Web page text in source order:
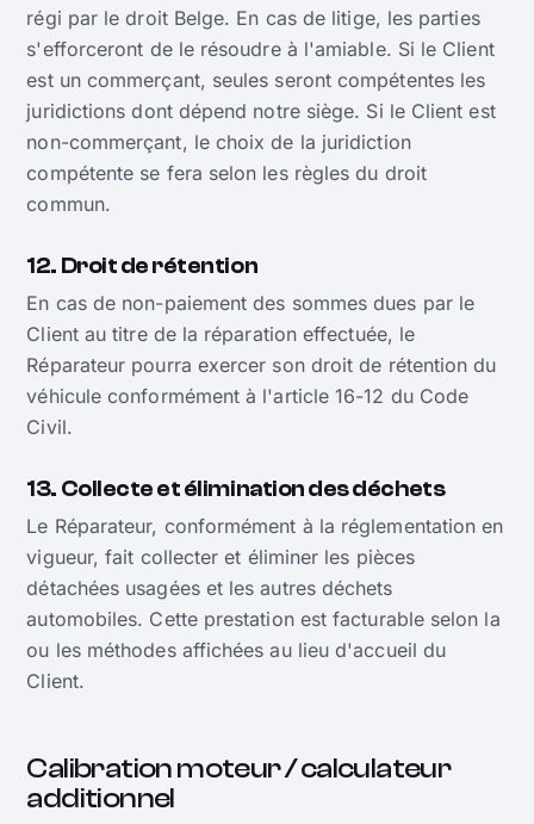
régi par le droit Belge. En cas de litige, les parties
s'efforceront de le résoudre à l'amiable. Si le Client
est un commerçant, seules seront compétentes les
juridictions dont dépend notre siège. Si le Client est
non-commerçant, le choix de la juridiction
compétente se fera selon les règles du droit
commun.
12. Droit de rétention
En cas de non-paiement des sommes dues par le
Client au titre de la réparation effectuée, le
Réparateur pourra exercer son droit de rétention du
véhicule conformément à l'article 16-12 du Code
Civil.
13. Collecte et élimination des déchets
Le Réparateur, conformément à la réglementation en
vigueur, fait collecter et éliminer les pièces
détachées usagées et les autres déchets
automobiles. Cette prestation est facturable selon la
ou les méthodes affichées au lieu d'accueil du
Client.
Calibration moteur / calculateur
additionnel